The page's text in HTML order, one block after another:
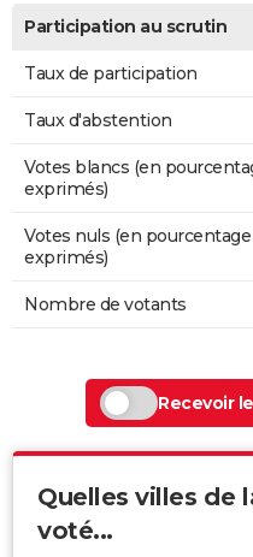
Participation au scrutin
Taux de participation
Taux d'abstention
Votes blancs (en
exprimés)
Votes nuls (en
exprimés)
Nombre de votants
Recevoir
Quelles villes de
voté...